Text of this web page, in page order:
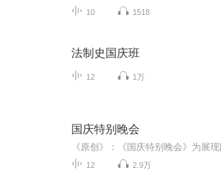
10 1518
法制史国庆班
12 1万
国庆特别晚会
12 2.9万